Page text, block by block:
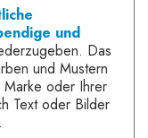
und
Das
und Mustern
oder Ihrer
Text oder Bilder